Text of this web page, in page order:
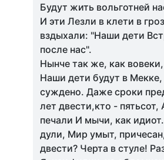
Будут жить вольготней
И эти Лезли в клети в
вздыхали: "Наши дети
после нас".
Нынче так же, как
Наши дети будут в
суждено. Даже сроки
лет двести,кто -
печали И мычи, как
дули, Мир умыт,
двести? Черта в стуле!